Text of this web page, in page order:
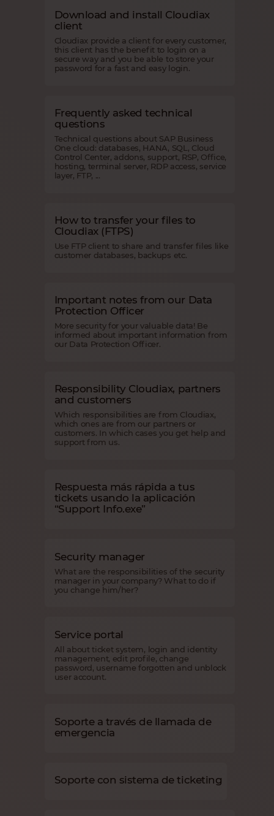
Download and install Cloudiax
client
Cloudiax provide a client for every customer,
this client has the benefit to login on a
secure way and you be able to store your
password for a fast and easy login.
Frequently asked technical
questions
Technical questions about SAP Business
One cloud: databases, HANA, SQL, Cloud
Control Center, addons, support, RSP, Office,
hosting, terminal server, RDP access, service
layer, FTP, ...
How to transfer your files to
Cloudiax (FTPS)
Use FTP client to share and transfer files like
customer databases, backups etc.
Important notes from our Data
Protection Officer
More security for your valuable data! Be
informed about important information from
our Data Protection Officer.
Responsibility Cloudiax, partners
and customers
Which responsibilities are from Cloudiax,
which ones are from our partners or
customers. In which cases you get help and
support from us.
Respuesta más rápida a tus
tickets usando la aplicación
“Support Info.exe”
Security manager
What are the responsibilities of the security
manager in your company? What to do if
you change him/her?
Service portal
All about ticket system, login and identity
management, edit profile, change
password, username forgotten and unblock
user account.
Soporte a través de llamada de
emergencia
Soporte con sistema de ticketing